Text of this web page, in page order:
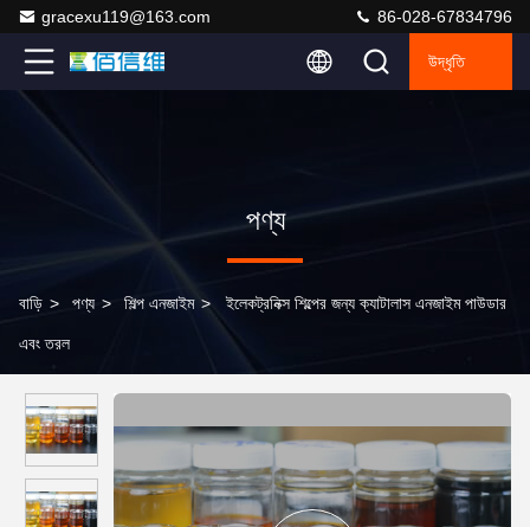
gracexu119@163.com 86-028-67834796
উদ্ধৃতি
পণ্য
বাড়ি > পণ্য > শিল্প এনজাইম > ইলেকট্রনিক্স শিল্পের জন্য ক্যাটালাস এনজাইম পাউডার
এবং তরল